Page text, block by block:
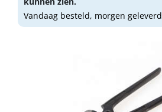
Vandaag besteld, morgen geleverd